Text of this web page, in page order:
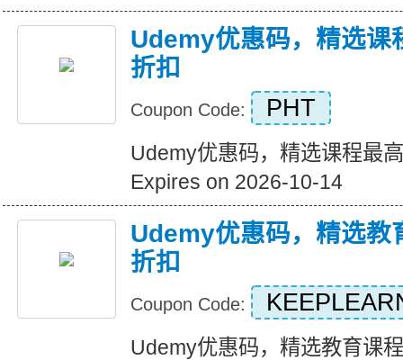
Udemy优惠码，精选课
折扣
Coupon Code: PHT
Udemy优惠码，精选课程最
Expires on 2026-10-14
Udemy优惠码，精选教
折扣
Coupon Code:
Udemy优惠码，精选教育课